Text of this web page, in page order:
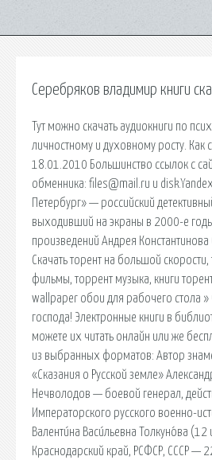
Серебряков владимир книги
Тут можно скачать аудиокниги по
личностному и духовному росту. Как
18.01.2010 Большинство ссылок с
обменника: files@mail.ru и
Петербург» — российский
выходивший на экраны в 2000-е
произведений Андрея Константинова
Скачать торент на большой скорости,
фильмы, торрент музыка, книги
wallpaper обои для рабочего стола
господа! Электронные книги в
можете их читать онлайн или же
из выбранных форматов: Автор
«Сказания о Русской земле»
Нечволодов — боевой генерал,
Императорского русского военно-
Валенти́на Васи́льевна Толкуно́ва
Краснодарский край, РСФСР, СССР —